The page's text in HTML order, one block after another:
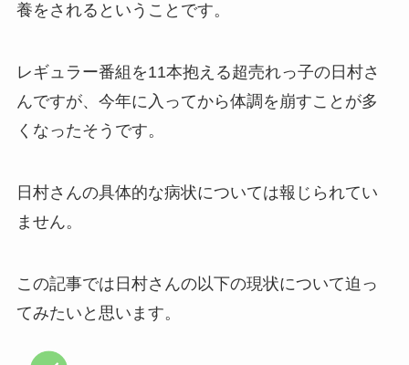
養をされるということです。
レギュラー番組を11本抱える超売れっ子の日村さ
んですが、今年に入ってから体調を崩すことが多
くなったそうです。
日村さんの具体的な病状については報じられてい
ません。
この記事では日村さんの以下の現状について迫っ
てみたいと思います。